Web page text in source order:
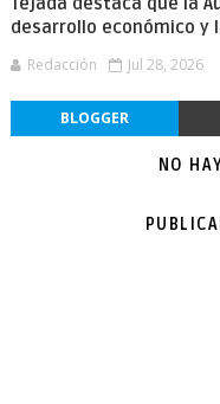
desarrollo económico y
Redacción Jul 28, 2026
BLOGGER
NO